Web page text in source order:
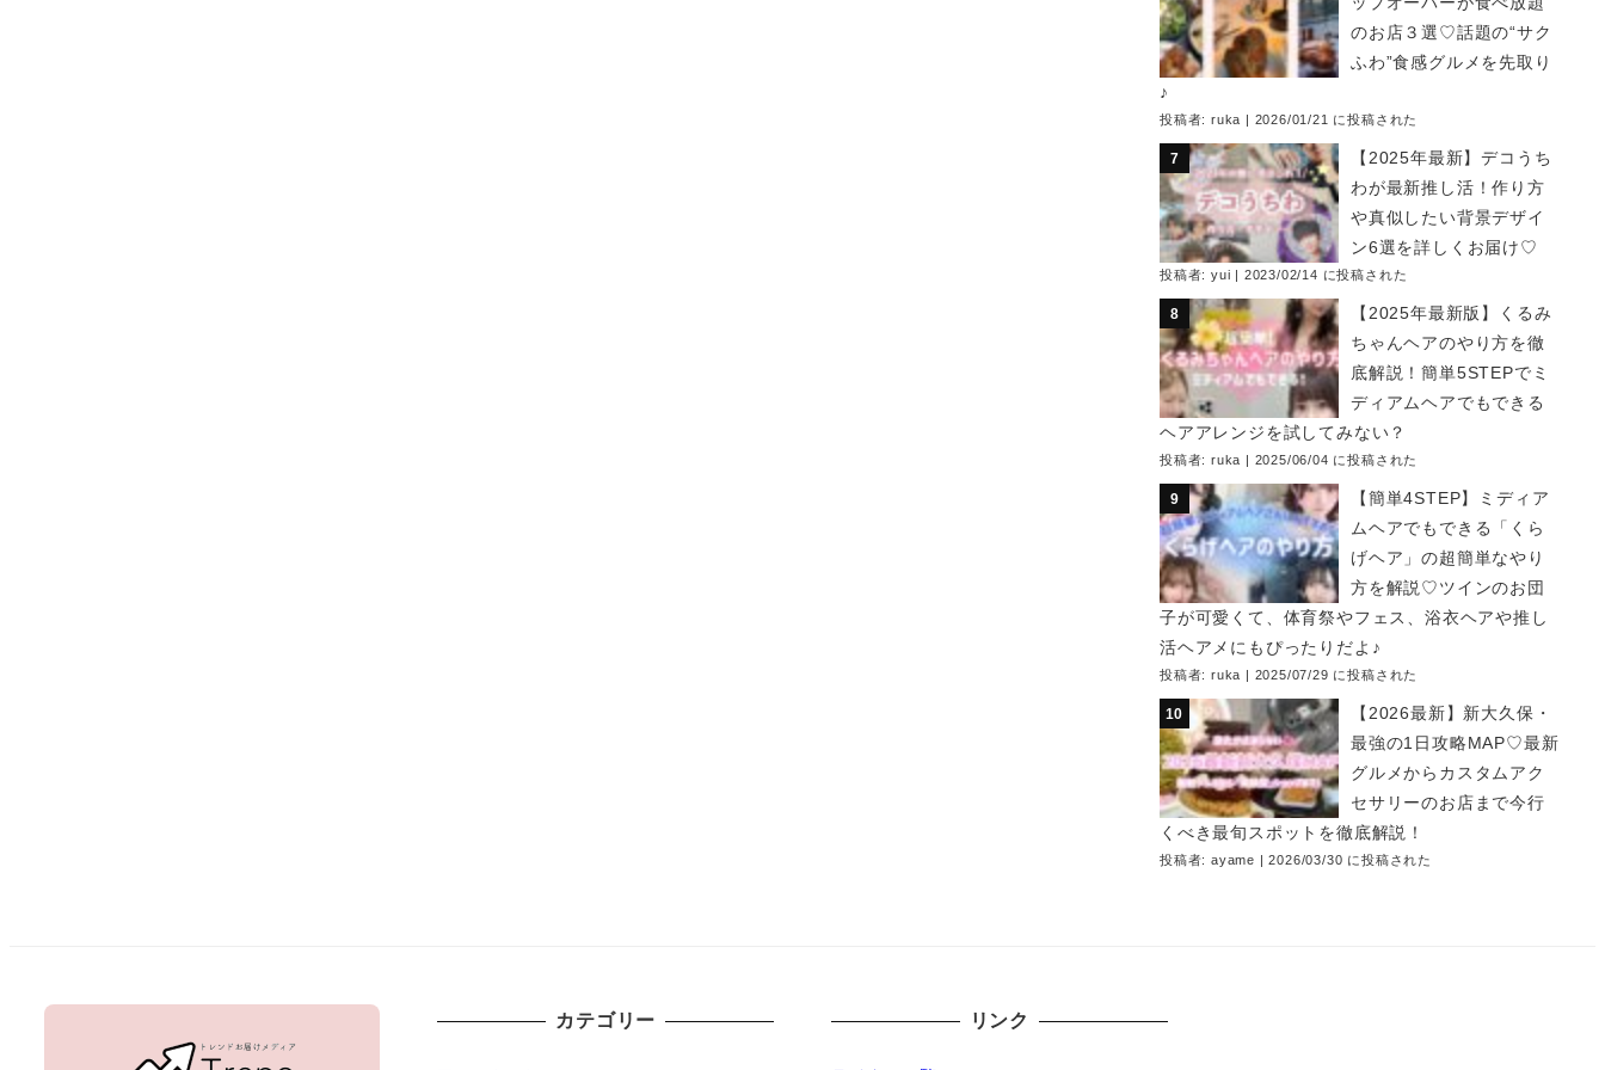
のお店３選♡話題の“サク
ふわ”食感グルメを先取り
♪
投稿者: ruka 2026/01/21 に投稿された
【2025年最新】デコうち
わが最新推し活！作り方
や真似したい背景デザイ
ン6選を詳しくお届け♡
投稿者: yui 2023/02/14 に投稿された
【2025年最新版】くるみ
ちゃんヘアのやり方を徹
底解説！簡単5STEPでミ
ディアムヘアでもできる
ヘアアレンジを試してみない？
投稿者: ruka 2025/06/04 に投稿された
【簡単4STEP】ミディア
ムヘアでもできる「くら
げヘア」の超簡単なやり
方を解説♡ツインのお団
子が可愛くて、体育祭やフェス、浴衣ヘアや推し
活ヘアメにもぴったりだよ♪
投稿者: ruka 2025/07/29 に投稿された
【2026最新】新大久保・
最強の1日攻略MAP♡最新
グルメからカスタムアク
セサリーのお店まで今行
くべき最旬スポットを徹底解説！
投稿者: ayame |2026/03/30 に投稿された
カテゴリー リンク